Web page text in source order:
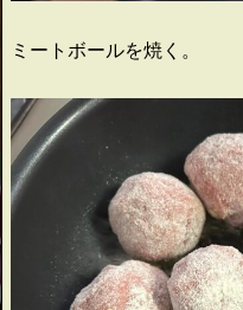
ミートボールを焼く。